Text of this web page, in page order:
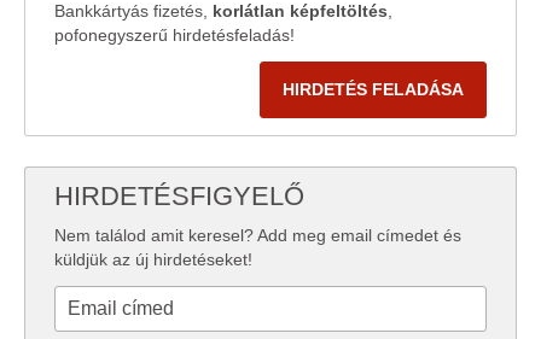
Bankkártyás fizetés, korlátlan képfeltöltés
pofonegyszerű hirdetésfeladás!
HIRDETÉS FELADÁSA
HIRDETÉSFIGYELŐ
Nem találod amit keresel? Add meg email címedet és
küldjük az új hirdetéseket!